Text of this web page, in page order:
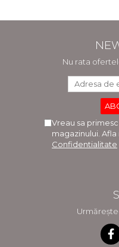
Nu rata
Vreau sa
magazinului.
Confidentialitate